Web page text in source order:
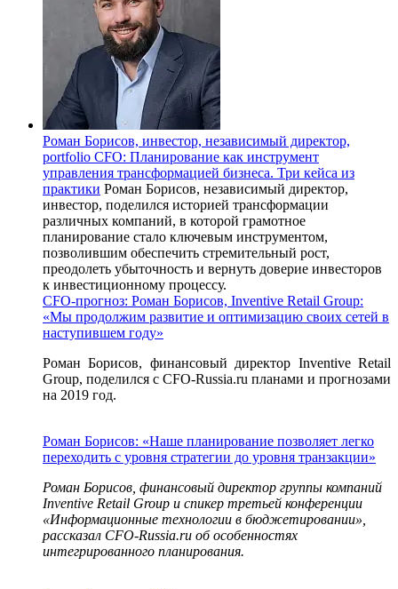
Роман Борисов, инвестор, независимый директор,
portfolio CFO: Планирование как инструмент
управления трансформацией бизнеса. Три кейса из
практики Роман Борисов, независимый директор,
инвестор, поделился историей трансформации
различных компаний, в которой грамотное
планирование стало ключевым инструментом,
позволившим обеспечить стремительный рост,
преодолеть убыточность и вернуть доверие инвесторов
к инвестиционному процессу.
CFO-прогноз: Роман Борисов, Inventive Retail Group:
«Мы продолжим развитие и оптимизацию своих сетей в
наступившем году»
Роман Борисов, финансовый директор Inventive Retail
Group, поделился с CFO-Russia.ru планами и прогнозами
на 2019 год.
Роман Борисов: «Наше планирование позволяет легко
переходить с уровня стратегии до уровня транзакции»
Роман Борисов, финансовый директор группы компаний
Inventive Retail Group и спикер третьей конференции
«Информационные технологии в бюджетировании»,
рассказал CFO-Russia.ru об особенностях
интегрированного планирования.